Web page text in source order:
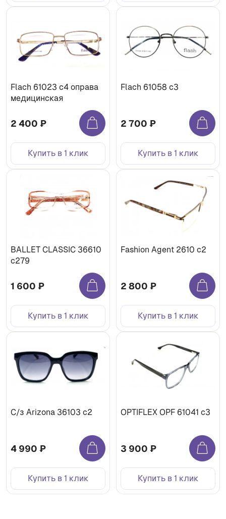
Flach 61023 с4 оправа
медицинская
2 400 ₽
Купить в 1 клик
Flach 61058 с3
2 700 ₽
Купить в 1 клик
BALLET CLASSIC 36610
c279
1 600 ₽
Купить в 1 клик
Fashion Agent 2610 c2
2 800 ₽
Купить в 1 клик
С/з Arizona 36103 c2
4 990 ₽
Купить в 1 клик
OPTIFLEX OPF 61041 c3
3 900 ₽
Купить в 1 клик